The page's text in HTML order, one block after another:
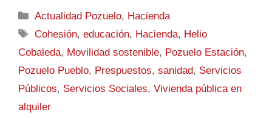
Actualidad Pozuelo, Hacienda
Cohesión,educación, Hacienda, Helio
Cobaleda, Movilidad sostenible, Pozuelo Estación,
Pozuelo Pueblo, Prespuestos, sanidad, Servicios
Públicos, Servicios Sociales, Vivienda pública en
alquiler